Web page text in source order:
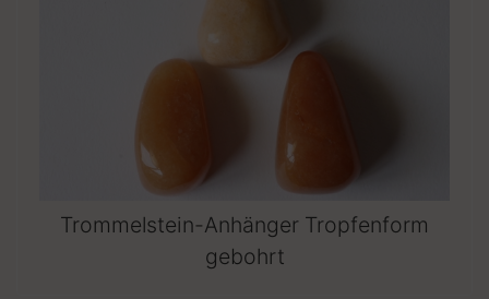
Trommelstein-Anhänger Tropfenform
gebohrt